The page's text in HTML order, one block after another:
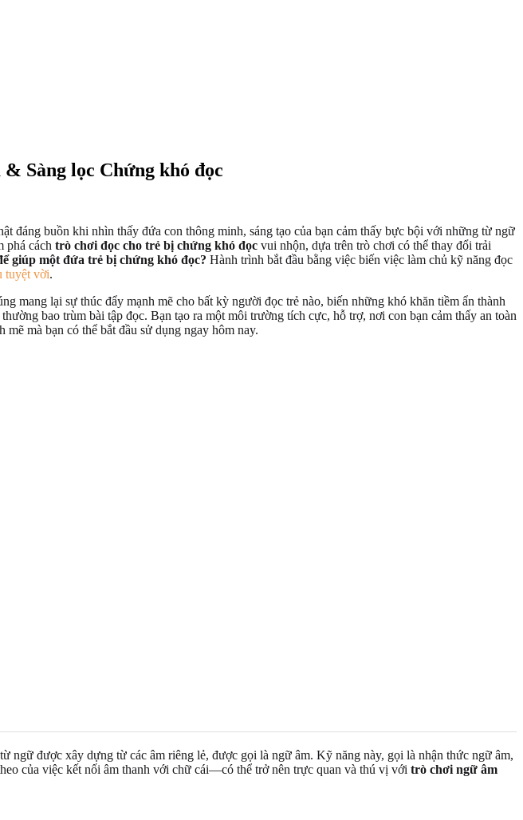
Sàng lọc Chứng khó đọc
đáng buồn khi nhìn thấy đứa con thông minh, sáng tạo của bạn cảm thấy bực bội với những từ ngữ
phá cách trò chơi đọc cho trẻ bị chứng khó đọc vui nhộn, dựa trên trò chơi có thể thay đổi trải
giúp một đứa trẻ bị chứng khó đọc? Hành trình bắt đầu bằng việc biến việc làm chủ kỹ năng đọc
tuyệt vời.
mang lại sự thúc đẩy mạnh mẽ cho bất kỳ người đọc trẻ nào, biến những khó khăn tiềm ẩn thành
bao trùm bài tập đọc. Bạn tạo ra một môi trường tích cực, hỗ trợ, nơi con bạn cảm thấy an toàn
mà bạn có thể bắt đầu sử dụng ngay hôm nay.
ngữ được xây dựng từ các âm riêng lẻ, được gọi là ngữ âm. Kỹ năng này, gọi là nhận thức ngữ âm,
của việc kết nối âm thanh với chữ cái—có thể trở nên trực quan và thú vị với trò chơi ngữ âm